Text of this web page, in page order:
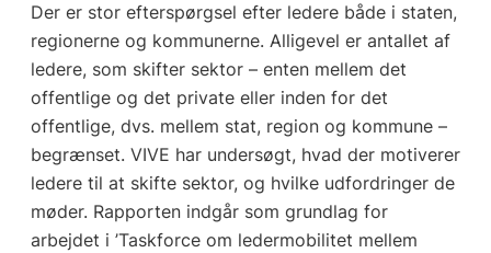
Der er stor efterspørgsel efter ledere både i staten,
regionerne og kommunerne. Alligevel er antallet af
ledere, som skifter sektor – enten mellem det
offentlige og det private eller inden for det
offentlige, dvs. mellem stat, region og kommune –
begrænset. VIVE har undersøgt, hvad der motiverer
ledere til at skifte sektor, og hvilke udfordringer de
møder. Rapporten indgår som grundlag for
arbejdet i ’Taskforce om ledermobilitet mellem